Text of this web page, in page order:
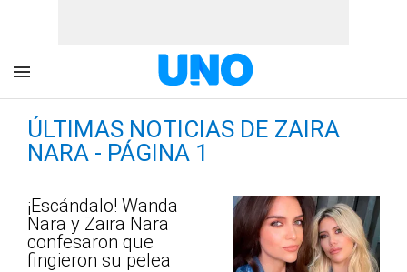
ÚLTIMAS NOTICIAS DE ZAIRA
NARA - PÁGINA 1
¡Escándalo! Wanda
Nara y Zaira Nara
confesaron que
fingieron su pelea